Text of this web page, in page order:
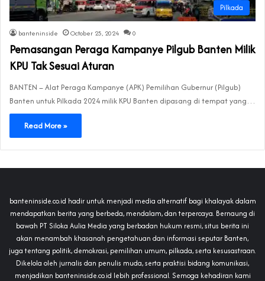
Pilkada
banteninside October 25, 2024 0
Pemasangan Peraga Kampanye Pilgub Banten Milik
KPU Tak Sesuai Aturan
BANTEN – Alat Peraga Kampanye (APK) Pemilihan Gubernur (Pilgub)
Banten untuk Pilkada 2024 milik KPU Banten dipasang di tempat yang…
Read More »
banteninside.co.id hadir untuk menjadi media alternatif bagi khalayak dalam
mendapatkan berita yang berbeda, mendalam, dan terpercaya. Bernaung di
bawah PT Siloka Aulia Media yang berbadan hukum resmi, situs berita ini
akan menambah khasanah pengetahuan dan informasi seputar Banten,
juga tentang politik, demokrasi, pemilihan umum, pilkada, serta kesusastraan.
Dikelola oleh jurnalis dan penulis muda, serta praktisi bidang komunikasi,
menjadikan banteninside.co.id lebih professional. Semoga kehadiran kami